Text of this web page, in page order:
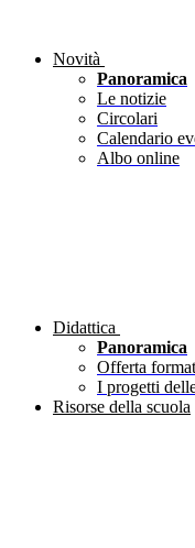
Novità
Panoramica
Le notizie
Circolari
Calendario
Albo online
Didattica
Panoramica
Offerta
I progetti
Risorse della scuola